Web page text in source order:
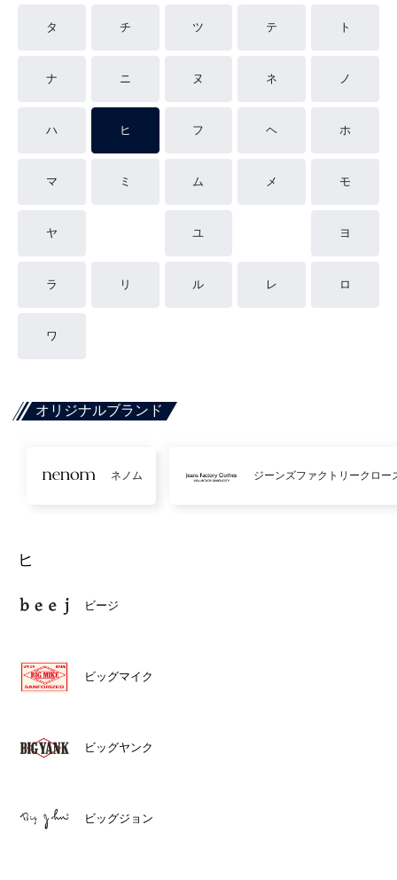
タ チ ツ テ ト
ナ ニ ヌ ネ ノ
ハ ヒ フ ヘ ホ
マ ミ ム メ モ
ヤ ユ ヨ
ラ リ ル レ ロ
ワ
オリジナルブランド
ネノム ジーンズファクトリークロー
ヒ
ビージ
ビッグマイク
ビッグヤンク
ビッグジョン